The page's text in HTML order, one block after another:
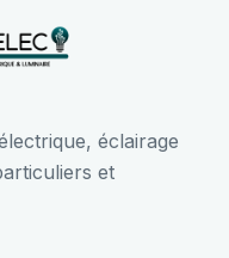
éclairage
et